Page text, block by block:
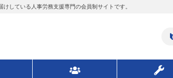
している人事労務支援専門の会員制サイトです。